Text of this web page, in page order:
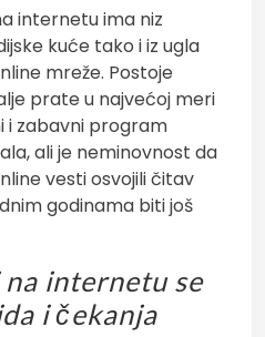
internetu ima niz
kuće tako i iz ugla
mreže. Postoje
prate u najvećoj meri
i zabavni program
ali je neminovnost da
vesti osvojili čitav
godinama biti još
internetu se
i čekanja